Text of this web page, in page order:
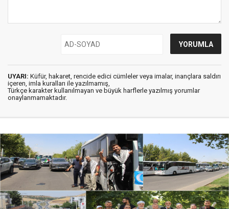
UYARI: Küfür, hakaret, rencide edici cümleler veya imalar, inançlara saldırı
içeren, imla kuralları ile yazılmamış,
Türkçe karakter kullanılmayan ve büyük harflerle yazılmış yorumlar
onaylanmamaktadır.